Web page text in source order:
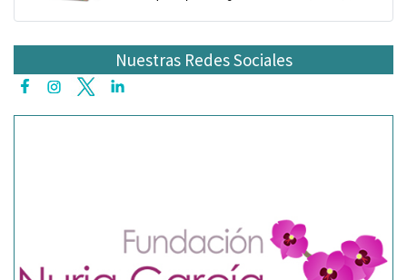
Nuestras Redes Sociales